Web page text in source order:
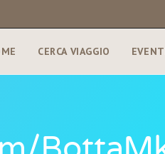
CERCA VIAGGIO